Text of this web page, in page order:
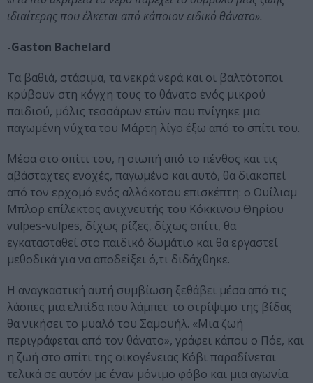
ιδιαίτερης που έλκεται από κάποιον ειδικό θάνατο».
-Gaston Bachelard
Τα βαθιά, στάσιμα, τα νεκρά νερά και οι βαλτότοποι
κρύβουν στη κόγχη τους το θάνατο ενός μικρού
παιδιού, μόλις τεσσάρων ετών που πνίγηκε μια
παγωμένη νύχτα του Μάρτη λίγο έξω από το σπίτι του.
Μέσα στο σπίτι του, η σιωπή από το πένθος και τις
αβάσταχτες ενοχές, παγωμένο και αυτό, θα διακοπεί
από τον ερχομό ενός αλλόκοτου επισκέπτη: ο Ουίλιαμ
Μπλορ επίλεκτος ανιχνευτής του Κόκκινου Θηρίου
vulpes-vulpes, δίχως ρίζες, δίχως σπίτι, θα
εγκατασταθεί στο παιδικό δωμάτιο και θα εργαστεί
μεθοδικά για να αποδείξει ό,τι διδάχθηκε.
Η αναγκαστική αυτή συμβίωση ξεθάβει μέσα από τις
λάσπες μια ελπίδα που λάμπει: το στρίψιμο της βίδας
θα νικήσει το μυαλό του Σαμουήλ. «Μια ζωή
περιγράφεται από τον θάνατο», γράφει κάπου ο Πόε, και
η ζωή στο σπίτι της οικογένειας Κόβι παραδίνεται
τελικά σε αυτόν με έναν μόνιμο φόβο και μια αγωνία.